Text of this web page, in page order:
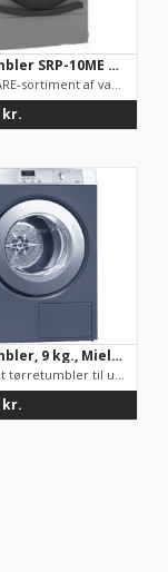
Tørretumbler SRP-10ME MARINE VERSION 440v, 60hz (KUN TIL SKIBSSTRØM)
Det nye KARE-sortiment af vaskemaskiner og tørretumblere er bl...
kr.
Tørretumbler, 9 kg., Miele, PT 5186 XL
Elopvarmet tørretumbler til udluftning. Programtid på 46 minut...
kr.